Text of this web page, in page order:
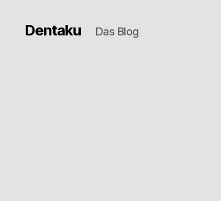
Dentaku Das Blog